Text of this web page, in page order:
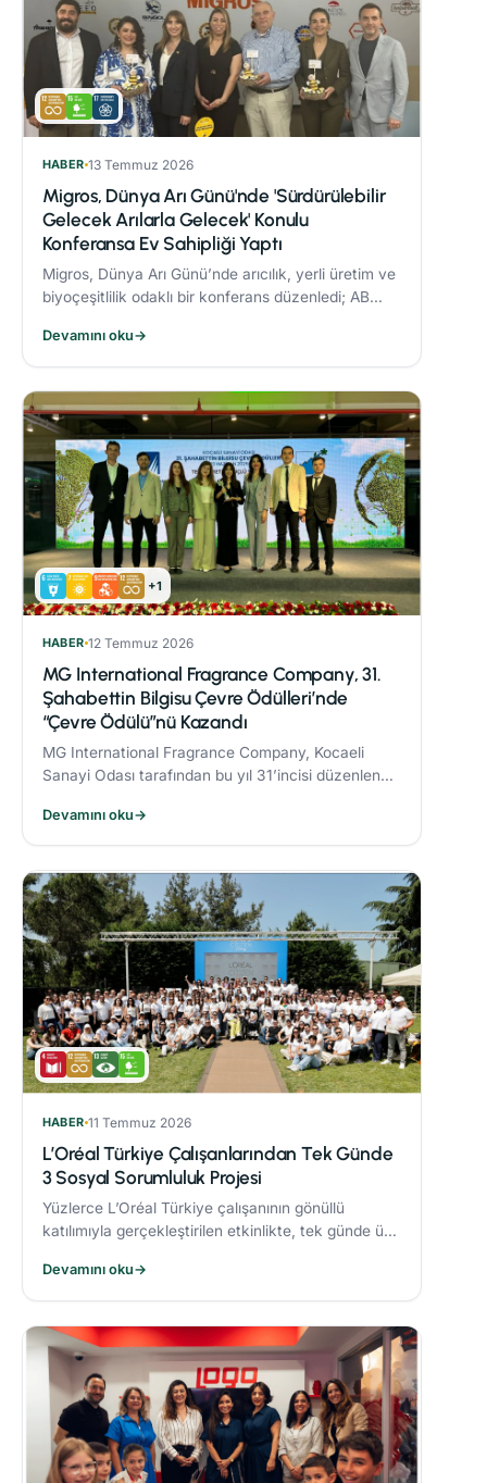
HABER 13 Temmuz 2026
Migros, Dünya Arı Günü'nde 'Sürdürülebilir
Gelecek Arılarla Gelecek' Konulu
Konferansa Ev Sahipliği Yaptı
Migros, Dünya Arı Günü’nde arıcılık, yerli üretim ve
biyoçeşitlilik odaklı bir konferans düzenledi; AB
çevre dostu üretim konuları ele alındı.
Devamını oku→
+1
HABER 12 Temmuz 2026
MG International Fragrance Company, 31.
Şahabettin Bilgisu Çevre Ödülleri’nde
“Çevre Ödülü”nü Kazandı
MG International Fragrance Company, Kocaeli
Sanayi Odası tarafından bu yıl 31’incisi düzenlenen
büyük ölçekli işletme kategorisinde "Çevre
Ödülü"nün sahibi oldu.
Devamını oku→
HABER 11 Temmuz 2026
L’Oréal Türkiye Çalışanlarından Tek Günde
3 Sosyal Sorumluluk Projesi
Yüzlerce L’Oréal Türkiye çalışanının gönüllü
katılımıyla gerçekleştirilen etkinlikte, tek günde üç
Devamını oku→